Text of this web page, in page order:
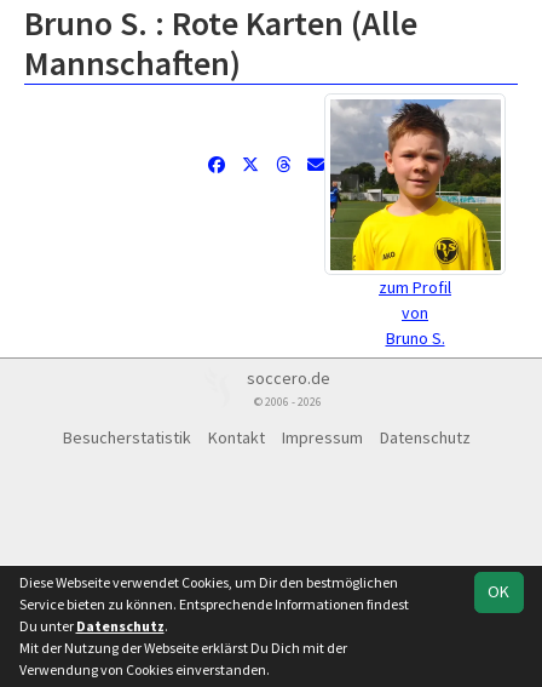
Bruno S. : Rote Karten (Alle
Mannschaften)
zum Profil
von
Bruno S.
soccero.de
© 2006 - 2026
Besucherstatistik Kontakt Impressum Datenschutz
OK
Diese Webseite verwendet Cookies, um Dir den bestmöglichen
Service bieten zu können. Entsprechende Informationen findest
Du unter Datenschutz.
Mit der Nutzung der Webseite erklärst Du Dich mit der
Verwendung von Cookies einverstanden.